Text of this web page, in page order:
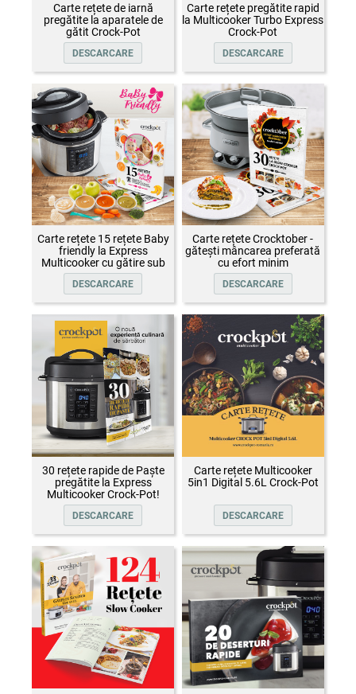
Carte rețete de iarnă
pregătite la aparatele de
gătit Crock-Pot
DESCARCARE
Carte rețete pregătite rapid
la Multicooker Turbo Express
Crock-Pot
DESCARCARE
Carte rețete 15 rețete Baby
friendly la Express
Multicooker cu gătire sub
presiune Crock-Pot
DESCARCARE
Carte rețete Crocktober -
gătești mâncarea preferată
cu efort minim
DESCARCARE
30 rețete rapide de Paște
pregătite la Express
Multicooker Crock-Pot!
DESCARCARE
Carte rețete Multicooker
5in1 Digital 5.6L Crock-Pot
DESCARCARE